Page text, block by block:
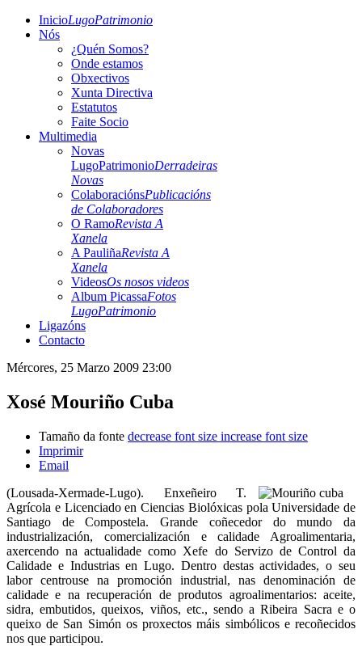
InicioLugoPatrimonio
Nós
¿Quén Somos?
Onde estamos
Obxectivos
Xunta Directiva
Estatutos
Faite Socio
Multimedia
Novas
LugoPatrimonioDerradeiras
Novas
ColaboraciónsPublicacións
de Colaboradores
O RamoRevista A
Xanela
A PauliñaRevista A
Xanela
VideosOs nosos videos
Album PicassaFotos
LugoPatrimonio
Ligazóns
Contacto
Mércores, 25 Marzo 2009 23:00
Xosé Mouriño Cuba
Tamaño da fonte decrease font size increase font size
Imprimir
Email
(Lousada-Xermade-Lugo). Enxeñeiro T.
Agrícola e Licenciado en Ciencias Biolóxicas pola Universidade de
Santiago de Compostela. Grande coñecedor do mundo da
industrialización, comercialización e calidade Agroalimentaria,
axercendo na actualidade como Xefe do Servizo de Control da
Calidade e Industrias en Lugo. Dentro destas actividades, o seu
labor centrouse na promoción industrial, nas denominación de
calidade e na recuperación de produtos agroalimentarios: aceite,
sidra, embutidos, queixos, viños, etc., sendo a Ribeira Sacra e o
queixo de San Simón os proxectos máis simbólicos e recoñecidos
nos que participou.